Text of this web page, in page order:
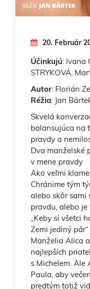
20. Február
Účinkujú: Ivana
STRYKOVÁ,
Autor: Florián
Réžia: Jan
Skvelá
balansujúca na
pravdy a
Dva manželské
v mene pravdy
Ako veľmi
Chránime tým
alebo skôr sami
pravdu, alebo
„Keby si všetci
Zemi jediný pár“
Manželia Alica
najlepších
s Michelem. Ale
Paula, aby
predtým totiž